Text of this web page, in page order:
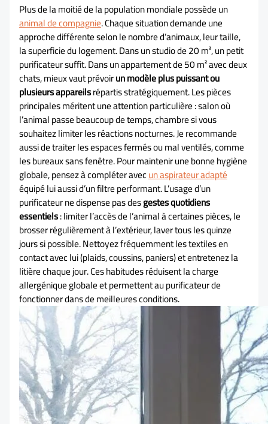
Plus de la moitié de la population mondiale possède un
animal de compagnie. Chaque situation demande une
approche différente selon le nombre d’animaux, leur taille,
la superficie du logement. Dans un studio de 20 m², un petit
purificateur suffit. Dans un appartement de 50 m² avec deux
chats, mieux vaut prévoirun modèle plus puissant ou
plusieurs appareilsrépartis stratégiquement. Les pièces
principales méritent une attention particulière : salon où
l’animal passe beaucoup de temps, chambre si vous
souhaitez limiter les réactions nocturnes. Je recommande
aussi de traiter les espaces fermés ou mal ventilés, comme
les bureaux sans fenêtre. Pour maintenir une bonne hygiène
globale, pensez à compléter avecun aspirateur adapté
équipé lui aussi d’un filtre performant. L’usage d’un
purificateur ne dispense pas desgestes quotidiens
essentiels: limiter l’accès de l’animal à certaines pièces, le
brosser régulièrement à l’extérieur, laver tous les quinze
jours si possible. Nettoyez fréquemment les textiles en
contact avec lui (plaids, coussins, paniers) et entretenez la
litière chaque jour. Ces habitudes réduisent la charge
allergénique globale et permettent au purificateur de
fonctionner dans de meilleures conditions.